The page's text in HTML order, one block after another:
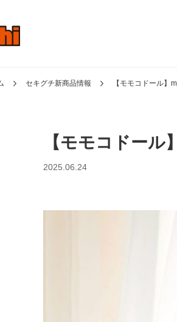
セキグチ新商品情報 【モモコドール
【モモコドー
2025.06.24